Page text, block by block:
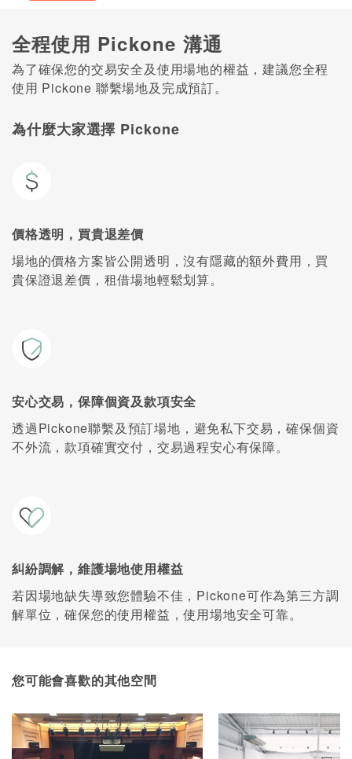
全程使用 Pickone 溝通
為了確保您的交易安全及使用場地的權益，建議您全程
使用 Pickone 聯繫場地及完成預訂。
為什麼大家選擇 Pickone
價格透明，買貴退差價
場地的價格方案皆公開透明，沒有隱藏的額外費用，買
貴保證退差價，租借場地輕鬆划算。
安心交易，保障個資及款項安全
透過Pickone聯繫及預訂場地，避免私下交易，確保個資
不外流，款項確實交付，交易過程安心有保障。
糾紛調解，維護場地使用權益
若因場地缺失導致您體驗不佳，Pickone可作為第三方調
解單位，確保您的使用權益，使用場地安全可靠。
您可能會喜歡的其他空間